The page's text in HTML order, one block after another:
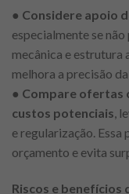
● Considere apoio
especialmente se
mecânica e estrutura
melhora a precisão
● Compare ofertas
custos potenciais,
e regularização. Essa
orçamento e evita
Riscos e benefícios